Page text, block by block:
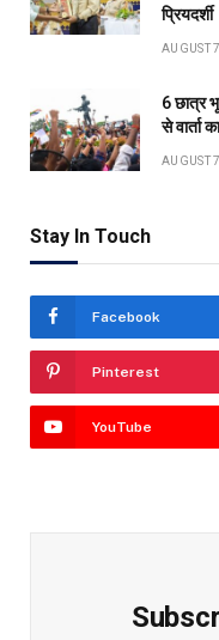
प्रियदर्शी
AUGUST
6 छात्र
से वार्ता
AUGUST
Stay In Touch
Facebook
Pinterest
YouTube